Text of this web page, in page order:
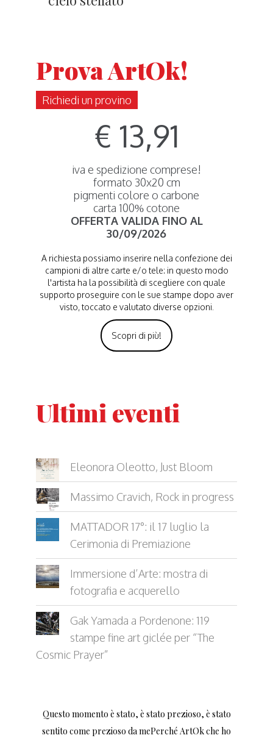
Prova ArtOk!
Richiedi un provino
€ 13,91
iva e spedizione comprese!
formato 30x20 cm
pigmenti colore o carbone
carta 100% cotone
OFFERTA VALIDA FINO AL
30/09/2026
A richiesta possiamo inserire nella confezione dei
campioni di altre carte e/o tele: in questo modo
l'artista ha la possibilità di scegliere con quale
supporto proseguire con le sue stampe dopo aver
visto, toccato e valutato diverse opzioni.
Scopri di più!
Ultimi eventi
Eleonora Oleotto, Just Bloom
Massimo Cravich, Rock in progress
MATTADOR 17°: il 17 luglio la
Cerimonia di Premiazione
Immersione d’Arte: mostra di
fotografia e acquerello
Gak Yamada a Pordenone: 119
stampe fine art giclée per “The
Cosmic Prayer”
Questo momento è stato, è stato prezioso, è stato
sentito come prezioso da mePerché ArtOk che ho